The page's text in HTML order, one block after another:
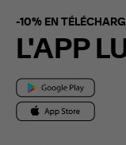
-10% EN
L'APP